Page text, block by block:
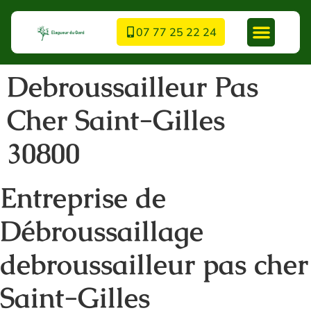
07 77 25 22 24
Debroussailleur Pas
Cher Saint-Gilles
30800
Entreprise de
Débroussaillage
debroussailleur pas cher
Saint-Gilles